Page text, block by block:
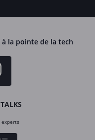
la pointe de la tech
experts